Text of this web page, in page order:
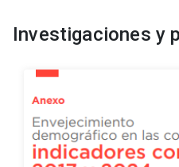
Investigaciones y